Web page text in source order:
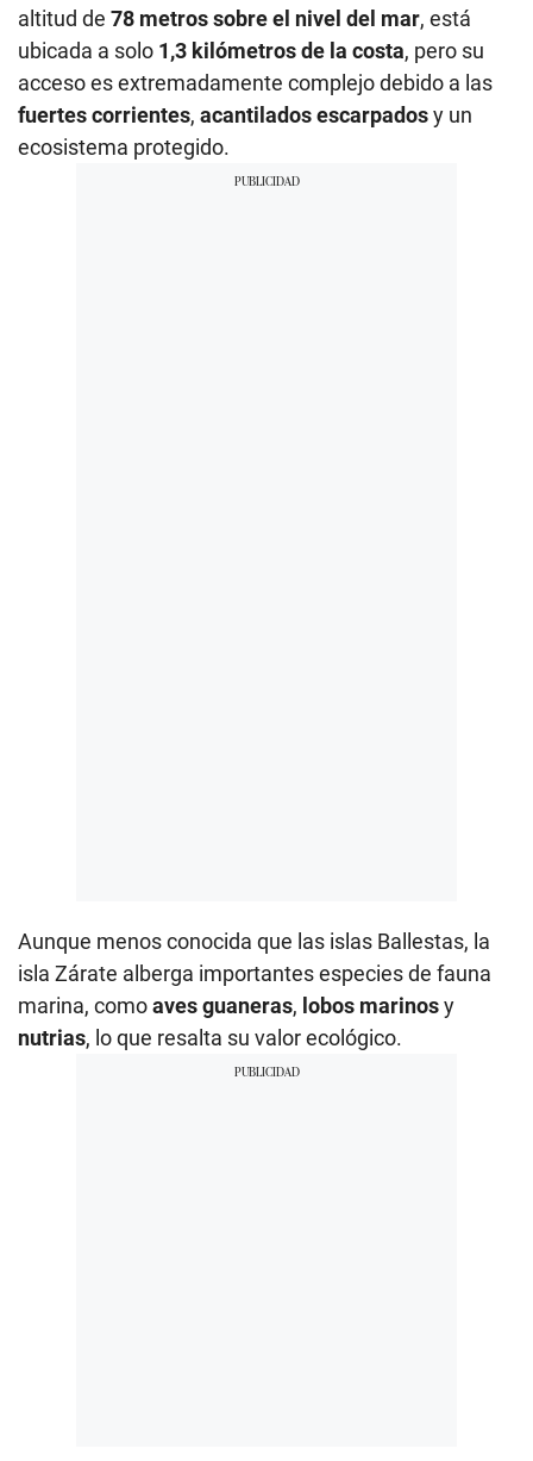
altitud de 78 metros sobre el nivel del mar, está
ubicada a solo 1,3 kilómetros de la costa, pero su
acceso es extremadamente complejo debido a las
fuertes corrientes, acantilados escarpadosy un
ecosistema protegido.
Aunque menos conocida que las islas Ballestas, la
isla Zárate alberga importantes especies de fauna
marina, comoaves guaneras, lobos marinosy
nutrias, lo que resalta su valor ecológico.